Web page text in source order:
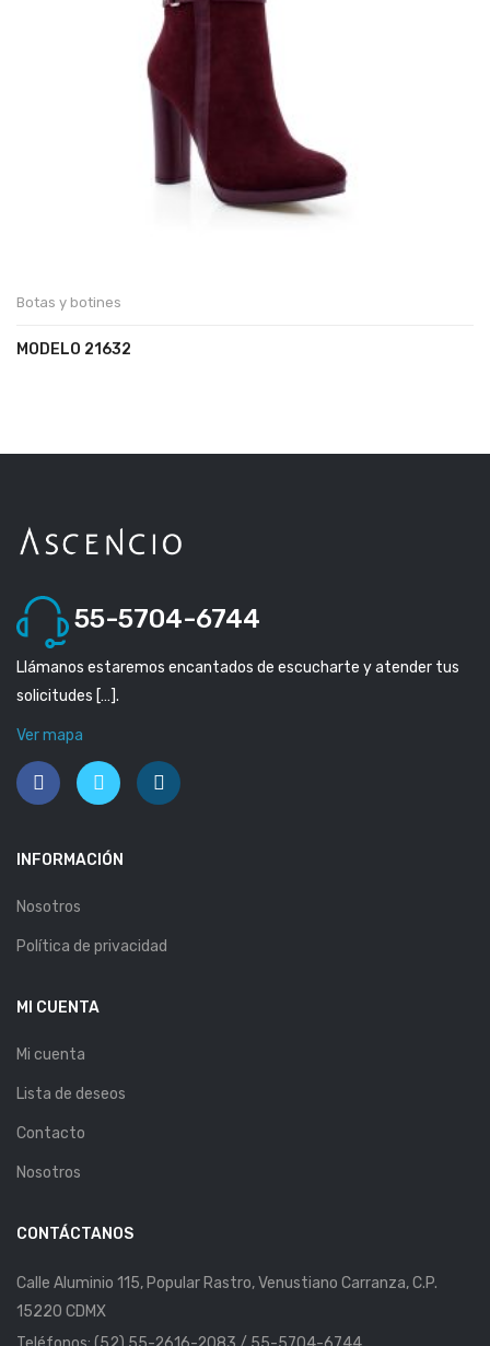
Botas y botines
MODELO 21632
55-5704-6744
Llámanos estaremos encantados de escucharte y atender tus
solicitudes […].
Ver mapa
INFORMACIÓN
Nosotros
Política de privacidad
MI CUENTA
Mi cuenta
Lista de deseos
Contacto
Nosotros
CONTÁCTANOS
Calle Aluminio 115, Popular Rastro, Venustiano Carranza, C.P.
15220 CDMX